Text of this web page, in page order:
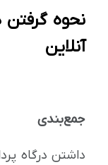
نحوه گرفتن
آنلاین
جمع‌بندی
داشتن درگاه